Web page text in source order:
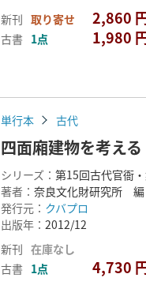
新刊 取り寄せ 2,860
古書 1点 1,980
単行本 古代
四面廂建物を考え
シリーズ： 第15回古代官衙
著者： 奈良文化財研究所 編
発行元： クバプロ
出版年： 2012/12
新刊 在庫なし
古書 1点 4,730